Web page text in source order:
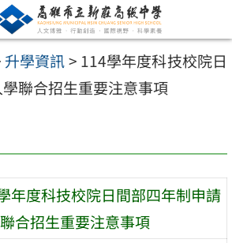
升學資訊> 114學年度科技校院日
聯合招生重要注意事項
年度科技校院日間部四年制申請
合招生重要注意事項